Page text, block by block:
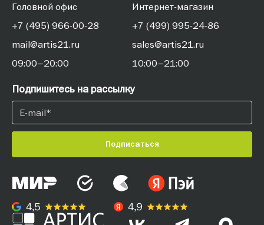
Головной офис
+7 (495) 966-00-28
mail@artis21.ru
09:00–20:00
Интернет-магазин
+7 (499) 995-24-86
sales@artis21.ru
10:00–21:00
Подпишитесь на рассылку
Подписаться